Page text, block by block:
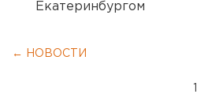
Екатеринбургом
← НОВОСТИ